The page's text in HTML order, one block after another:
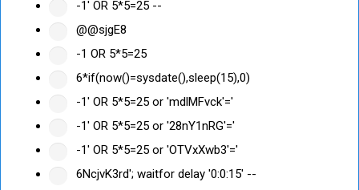
-1' OR 5*5=25 --
@@sjgE8
-1 OR 5*5=25
6*if(now()=sysdate(),sleep(15),0)
-1' OR 5*5=25 or 'mdlMFvck'='
-1' OR 5*5=25 or '28nY1nRG'='
-1' OR 5*5=25 or 'OTVxXwb3'='
6NcjvK3rd'; waitfor delay '0:0:15' --